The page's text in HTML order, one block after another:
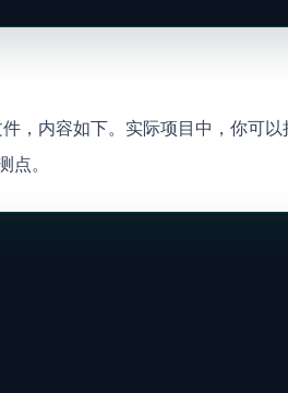
，内容如下。实际项目中，你可
。